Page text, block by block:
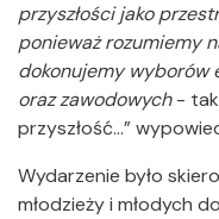
przyszłości jako
ponieważ rozumiemy
dokonujemy wyborów
oraz zawodowych- tak
przyszłość…”
Wydarzenie było
młodzieży i młodych